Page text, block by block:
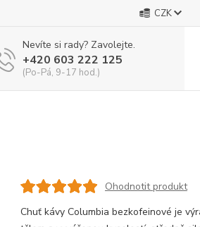
CZK
Nevíte si rady? Zavolejte.
+420 603 222 125
(Po-Pá, 9-17 hod.)
Ohodnotit produkt
Chuť kávy Columbia bezkofeinové je